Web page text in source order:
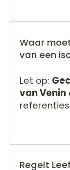
Waar
van een
Let op:
van Venin
Regelt